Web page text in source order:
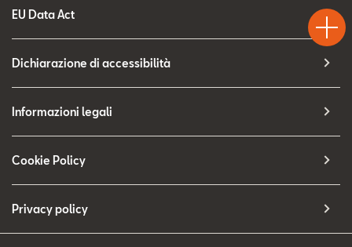
EU Data Act
Dichiarazione di accessibilità
Informazioni legali
Cookie Policy
Privacy policy
Drive
Chiama